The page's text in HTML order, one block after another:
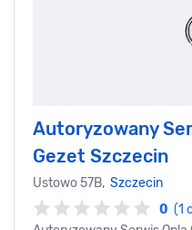
Autoryzowany
Gezet Szczecin
Ustowo 57B, Szczecin
0 (1